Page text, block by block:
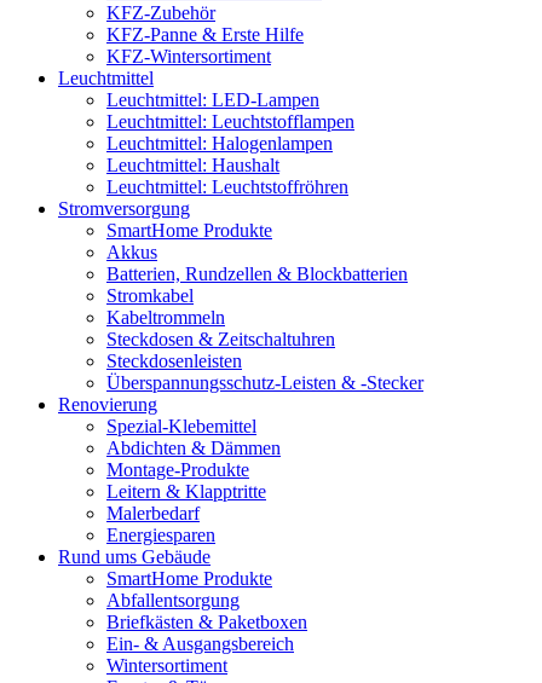
KFZ-Zubehör
KFZ-Panne & Erste Hilfe
KFZ-Wintersortiment
Leuchtmittel
Leuchtmittel: LED-Lampen
Leuchtmittel: Leuchtstofflampen
Leuchtmittel: Halogenlampen
Leuchtmittel: Haushalt
Leuchtmittel: Leuchtstoffröhren
Stromversorgung
SmartHome Produkte
Akkus
Batterien, Rundzellen & Blockbatterien
Stromkabel
Kabeltrommeln
Steckdosen & Zeitschaltuhren
Steckdosenleisten
Überspannungsschutz-Leisten & -Stecker
Renovierung
Spezial-Klebemittel
Abdichten & Dämmen
Montage-Produkte
Leitern & Klapptritte
Malerbedarf
Energiesparen
Rund ums Gebäude
SmartHome Produkte
Abfallentsorgung
Briefkästen & Paketboxen
Ein- & Ausgangsbereich
Wintersortiment